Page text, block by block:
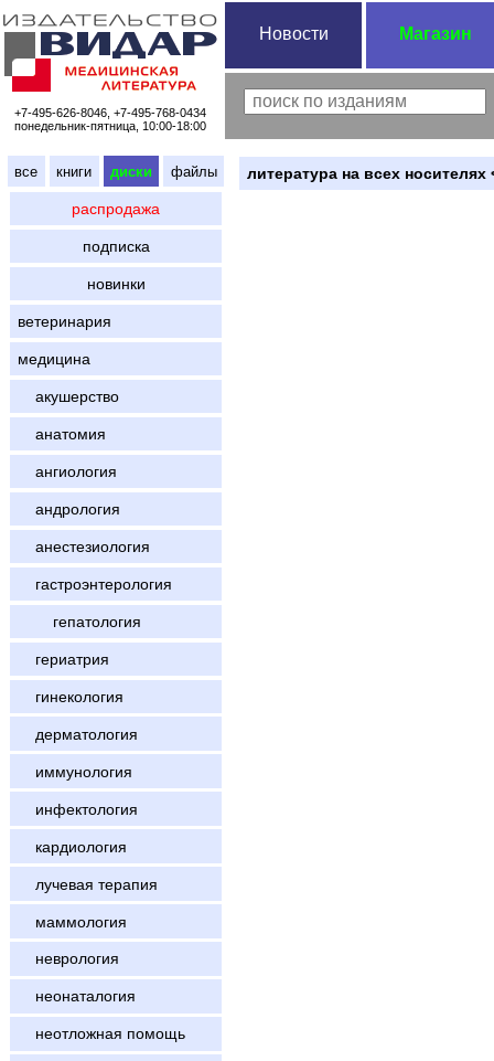
+7-495-626-8046, +7-495-768-0434
понедельник-пятница, 10:00-18:00
Новости Магазин
все книги диски файлы
распродажа
подписка
новинки
ветеринария
медицина
акушерство
анатомия
ангиология
андрология
анестезиология
гастроэнтерология
гепатология
гериатрия
гинекология
дерматология
иммунология
инфектология
кардиология
лучевая терапия
маммология
неврология
неонаталогия
неотложная помощь
литература на всех носителях